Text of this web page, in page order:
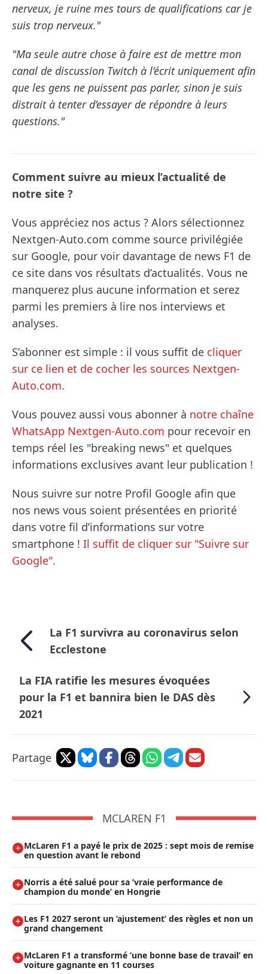
nerveux, je ruine mes tours de qualifications car je
suis trop nerveux."
"Ma seule autre chose à faire est de mettre mon
canal de discussion Twitch à l’écrit uniquement afin
que les gens ne puissent pas parler, sinon je suis
distrait à tenter d’essayer de répondre à leurs
questions."
Comment suivre au mieux l’actualité de
notre site ?
Vous appréciez nos actus ? Alors sélectionnez
Nextgen-Auto.com comme source privilégiée
sur Google, pour voir davantage de news F1 de
ce site dans vos résultats d’actualités. Vous ne
manquerez plus aucune information et serez
parmi les premiers à lire nos interviews et
analyses.
S’abonner est simple : il vous suffit de cliquer
sur ce lien et de cocher les sources Nextgen-
Auto.com.
Vous pouvez aussi vous abonner à notre chaîne
WhatsApp Nextgen-Auto.com pour recevoir en
temps réel les "breaking news" et quelques
informations exclusives avant leur publication !
Nous suivre sur notre Profil Google afin que
nos news vous soient présentées en priorité
dans votre fil d’informations sur votre
smartphone ! Il suffit de cliquer sur "Suivre sur
Google".
La F1 survivra au coronavirus selon
Ecclestone
La FIA ratifie les mesures évoquées
pour la F1 et bannira bien le DAS dès
2021
Partage
MCLAREN F1
McLaren F1 a payé le prix de 2025 : sept mois de remise
en question avant le rebond
Norris a été salué pour sa ’vraie performance de
champion du monde’ en Hongrie
Les F1 2027 seront un ’ajustement’ des règles et non un
grand changement
McLaren F1 a transformé ’une bonne base de travail’ en
voiture gagnante en 11 courses